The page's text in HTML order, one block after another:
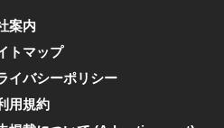
案内
トマップ
イバシーポリシー
用規約